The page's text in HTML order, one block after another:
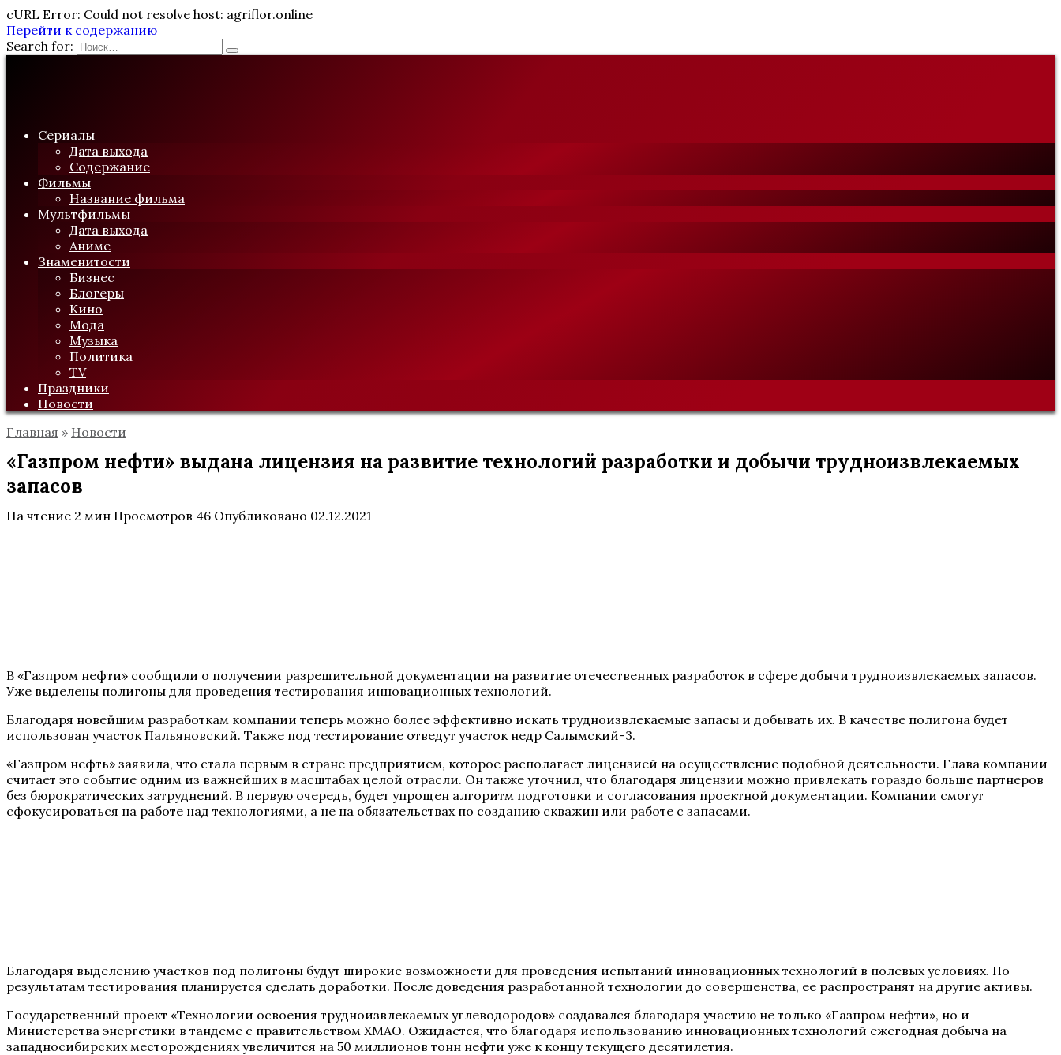
cURL Error: Could not resolve host: agriflor.online
Перейти к содержанию
Search for:
Сериалы
Дата выхода
Содержание
Фильмы
Название фильма
Мультфильмы
Дата выхода
Аниме
Знаменитости
Бизнес
Блогеры
Кино
Мода
Музыка
Политика
TV
Праздники
Новости
Главная » Новости
«Газпром нефти» выдана лицензия на развитие технологий разработки и добычи трудноизвлекаемых
запасов
На чтение 2 мин Просмотров 46 Опубликовано 02.12.2021
В «Газпром нефти» сообщили о получении разрешительной документации на развитие отечественных разработок в сфере добычи трудноизвлекаемых запасов.
Уже выделены полигоны для проведения тестирования инновационных технологий.
Благодаря новейшим разработкам компании теперь можно более эффективно искать трудноизвлекаемые запасы и добывать их. В качестве полигона будет
использован участок Пальяновский. Также под тестирование отведут участок недр Салымский-3.
«Газпром нефть» заявила, что стала первым в стране предприятием, которое располагает лицензией на осуществление подобной деятельности. Глава компании
считает это событие одним из важнейших в масштабах целой отрасли. Он также уточнил, что благодаря лицензии можно привлекать гораздо больше партнеров
без бюрократических затруднений. В первую очередь, будет упрощен алгоритм подготовки и согласования проектной документации. Компании смогут
сфокусироваться на работе над технологиями, а не на обязательствах по созданию скважин или работе с запасами.
Благодаря выделению участков под полигоны будут широкие возможности для проведения испытаний инновационных технологий в полевых условиях. По
результатам тестирования планируется сделать доработки. После доведения разработанной технологии до совершенства, ее распространят на другие активы.
Государственный проект «Технологии освоения трудноизвлекаемых углеводородов» создавался благодаря участию не только «Газпром нефти», но и
Министерства энергетики в тандеме с правительством ХМАО. Ожидается, что благодаря использованию инновационных технологий ежегодная добыча на
западносибирских месторождениях увеличится на 50 миллионов тонн нефти уже к концу текущего десятилетия.